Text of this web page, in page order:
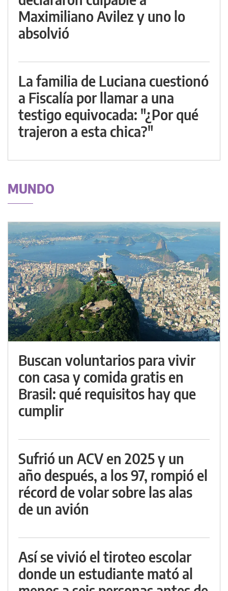
Maximiliano Avilez y uno lo
absolvió
La familia de Luciana cuestionó
a Fiscalía por llamar a una
testigo equivocada: "¿Por qué
trajeron a esta chica?"
MUNDO
Buscan voluntarios para vivir
con casa y comida gratis en
Brasil: qué requisitos hay que
cumplir
Sufrió un ACV en 2025 y un
año después, a los 97, rompió el
récord de volar sobre las alas
de un avión
Así se vivió el tiroteo escolar
donde un estudiante mató al